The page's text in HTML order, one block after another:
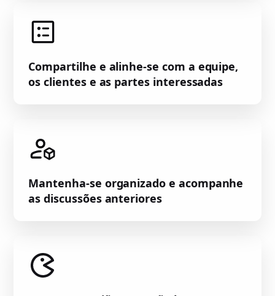
Compartilhe e alinhe-se com a equipe,
os clientes e as partes interessadas
Mantenha-se organizado e acompanhe
as discussões anteriores